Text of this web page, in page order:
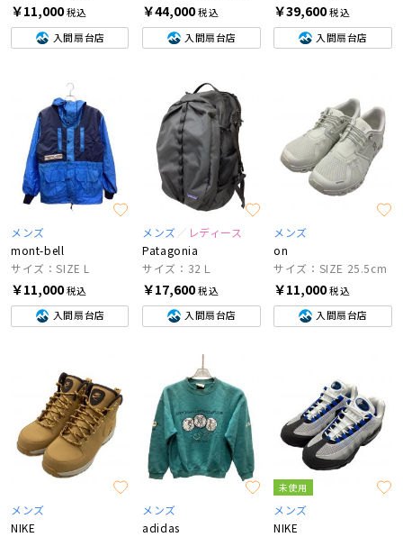
￥11,000税込
入間扇台店
￥44,000税込
入間扇台店
￥39,600税込
入間扇台店
メンズ
mont-bell
サイズ：SIZE L
￥11,000税込
入間扇台店
メンズ
レディース
Patagonia
サイズ：32Ｌ
￥17,600税込
入間扇台店
メンズ
on
サイズ：SIZE 25.5cm
￥11,000税込
入間扇台店
メンズ
NIKE
メンズ
adidas
未使用
メンズ
NIKE